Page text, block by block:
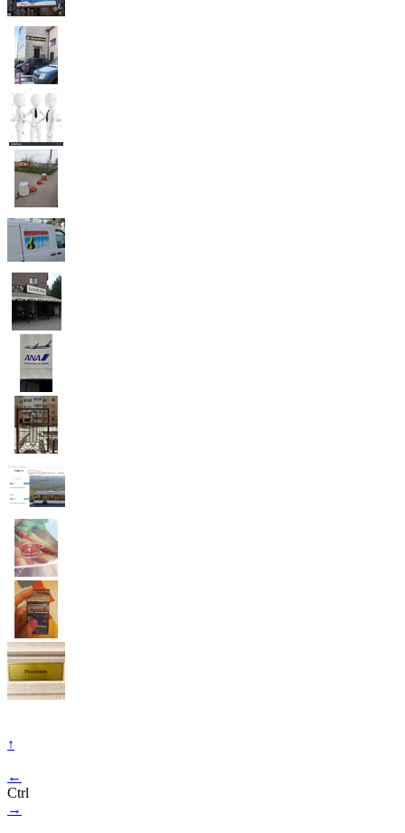
↑
←
Ctrl
→